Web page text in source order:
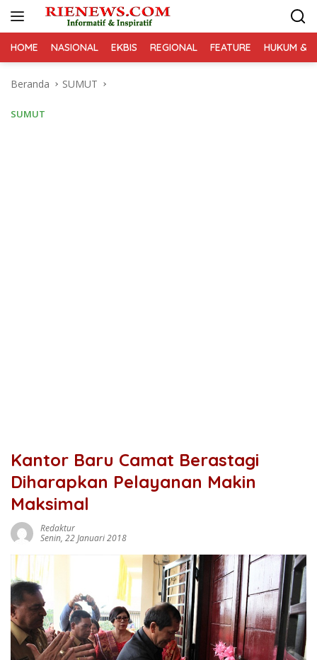
HOME NASIONAL EKBIS REGIONAL FEATURE HUKUM &
Beranda SUMUT
SUMUT
Kantor Baru Camat Berastagi
Diharapkan Pelayanan Makin
Maksimal
Redaktur
Senin, 22 Januari 2018